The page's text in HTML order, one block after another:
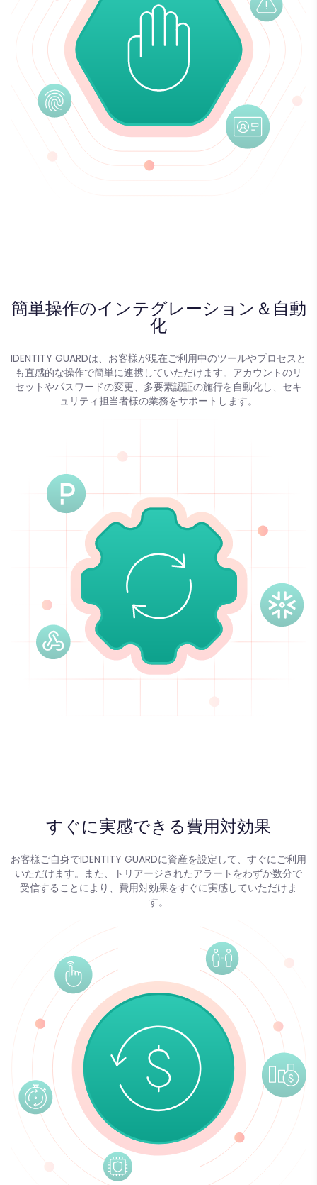
簡単操作のインテグレーション＆自動
化
IDENTITY GUARDは、お客様が現在ご利用中のツールやプロセスと
も直感的な操作で簡単に連携していただけます。アカウントのリ
セットやパスワードの変更、多要素認証の施行を自動化し、セキ
ュリティ担当者様の業務をサポートします。
すぐに実感できる費用対効果
お客様ご自身でIDENTITY GUARDに資産を設定して、すぐにご利用
いただけます。また、トリアージされたアラートをわずか数分で
受信することにより、費用対効果をすぐに実感していただけま
す。